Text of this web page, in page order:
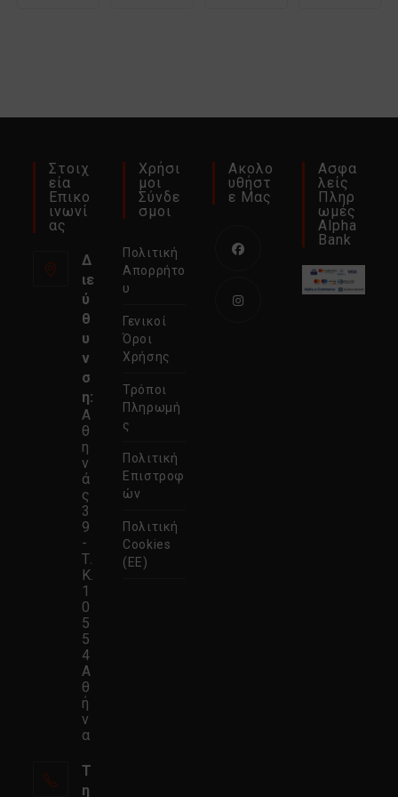
Στοιχ
Εία
Επικο
Ινωνί
Ας
Δ
ιε
ύ
θ
υ
ν
σ
η:
Α
θ
η
ν
ά
ς
3
9
-
Τ.
Κ.
1
0
5
5
4
Α
θ
ή
ν
α
Τ
η
Χρήσι
Μοι
Σύνδε
Σμοι
Πολιτική
Απορρήτο
υ
Γενικοί
Όροι
Χρήσης
Τρόποι
Πληρωμή
ς
Πολιτική
Επιστροφ
ών
Πολιτική
Cookies
(ΕΕ)
Ακολο
Υθήστ
Ε Μας
Ασφα
Λείς
Πληρ
Ωμές
Alpha
Bank